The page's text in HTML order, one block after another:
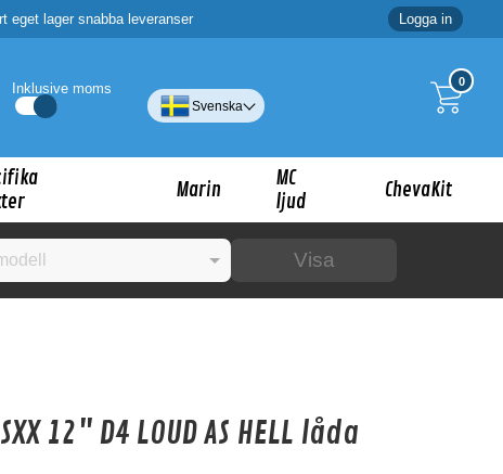
eget lager snabba leveranser Logga in
0
Inklusive moms
Svenska
Marin
MC
ljud
ChevaKit
Visa
12" D4 LOUD AS HELL låda